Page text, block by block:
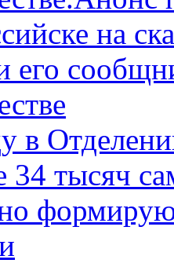
на
его
в
34 тысяч